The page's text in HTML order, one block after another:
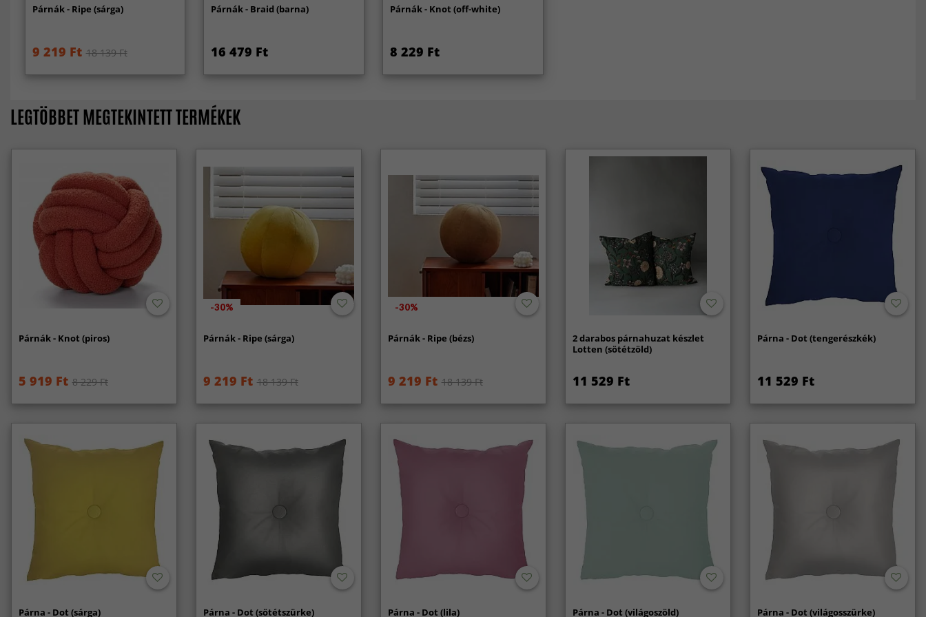
Párnák - Ripe (sárga)
9 219 Ft 18 139 Ft
Párnák - Braid (barna)
16 479 Ft
Párnák - Knot (off-white)
8 229 Ft
LEGTÖBBET MEGTEKINTETT TERMÉKEK
Párnák - Knot (piros)
5 919 Ft 8 229 Ft
-30%
Párnák - Ripe (sárga)
9 219 Ft 18 139 Ft
-30%
Párnák - Ripe (bézs)
9 219 Ft 18 139 Ft
2 darabos párnahuzat készlet
Lotten (sötétzöld)
11 529 Ft
Párna - Dot (tengerészkék)
11 529 Ft
Párna - Dot (sárga) Párna - Dot (sötétszürke) Párna - Dot (lila) Párna - Dot (világoszöld) Párna - Dot (világosszürke)